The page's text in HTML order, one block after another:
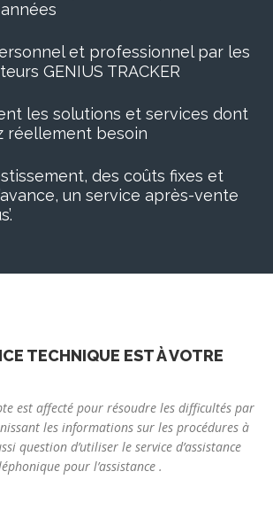
et professionnel par les
GENIUS TRACKER
les solutions et services dont
réellement besoin
des coûts fixes et
un service après-vente
TECHNIQUE EST À VOTRE
est affecté pour résoudre les difficultés par
les informations sur les procédures à
question d’utiliser le service d’assistance
pour l’assistance .